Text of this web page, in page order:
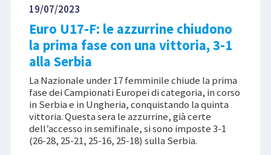
19/07/2023
Euro U17-F: le azzurrine chiudono
la prima fase con una vittoria, 3-1
alla Serbia
La Nazionale under 17 femminile chiude la prima
fase dei Campionati Europei di categoria, in corso
in Serbia e in Ungheria, conquistando la quinta
vittoria. Questa sera le azzurrine, già certe
dell’accesso in semifinale, si sono imposte 3-1
(26-28, 25-21, 25-16, 25-18) sulla Serbia.